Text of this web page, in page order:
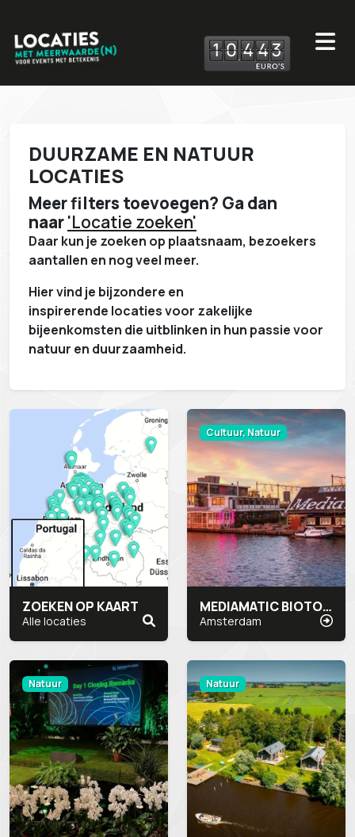
10 443
DUURZAME EN NATUUR
LOCATIES
Meer filters toevoegen? Ga dan
naar'Locatie zoeken'
Daar kun je zoeken op plaatsnaam, bezoekers
aantallen en nog veel meer.
Hier vind je bijzondere en
inspirerende locaties voor zakelijke
bijeenkomsten die uitblinken in hun passie voor
natuur en duurzaamheid.
ZOEKEN OP KAART
Alle locaties
Cultuur, Natuur
MEDIAMATIC BIOTOOP
Amsterdam
Natuur Natuur